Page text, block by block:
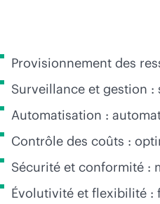
Provisionnement des
Surveillance et gestion :
Automatisation :
Contrôle des coûts :
Sécurité et conformité :
Évolutivité et flexibilité :